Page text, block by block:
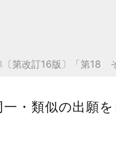
〔第改訂16版〕「第18
・類似の出願を